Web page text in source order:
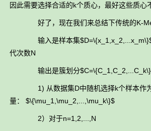
因此需要选择合适的k个质心，最好这些质心
好了，现在我们来总结下传统的K-
输入是样本集$D=\{x_1,x_2,...x_m\}$,
代次数N
输出是簇划分
1) 从数据集D中随机选择k个样本作为
量： $\{\mu_1,\mu_2,...,\mu_k\}$
2）对于n=1,2,...,N